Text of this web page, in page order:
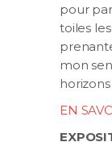
pour
toiles
mon
EN